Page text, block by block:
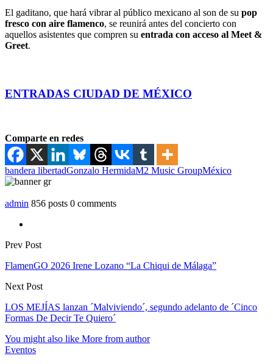
El gaditano, que hará vibrar al público mexicano al son de su pop
fresco con aire flamenco, se reunirá antes del concierto con
aquellos asistentes que compren su entrada con acceso al Meet &
Greet.
ENTRADAS CIUDAD DE MÉXICO
Comparte en redes
bandera libertadGonzalo HermidaM2 Music GroupMéxico
admin 856 posts 0 comments
Prev Post
FlamenGO 2026 Irene Lozano “La Chiqui de Málaga”
Next Post
LOS MEJÍAS lanzan ´Malviviendo´, segundo adelanto de ´Cinco
Formas De Decir Te Quiero´
You might also like More from author
Eventos